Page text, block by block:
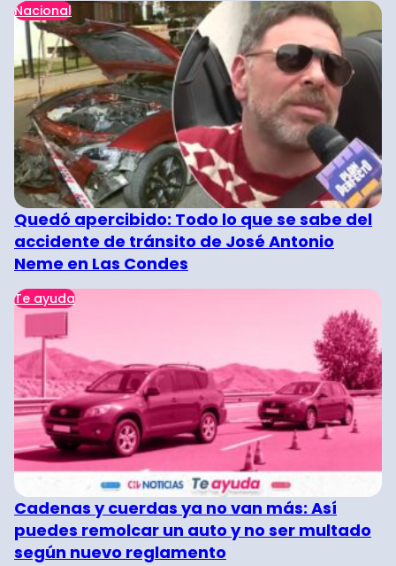
Nacional
Quedó apercibido: Todo lo que se sabe del
accidente de tránsito de José Antonio
Neme en Las Condes
Te ayuda
Cadenas y cuerdas ya no van más: Así
puedes remolcar un auto y no ser multado
según nuevo reglamento